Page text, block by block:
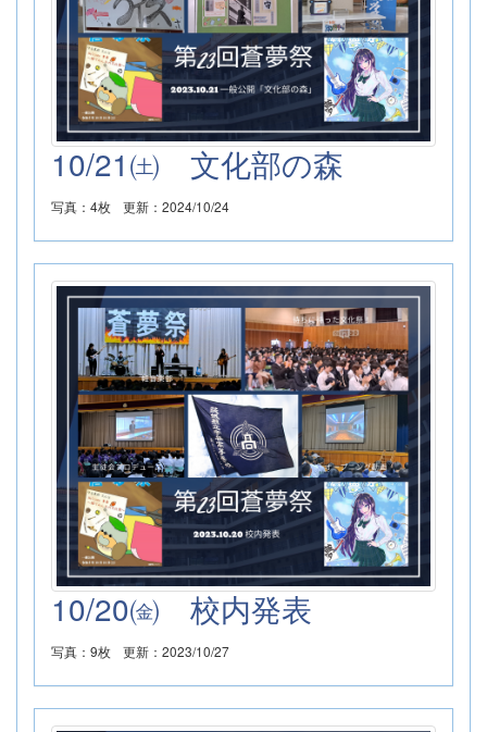
10/21㈯ 文化部の森
写真：4枚 更新：2024/10/24
10/20㈮ 校内発表
写真：9枚 更新：2023/10/27